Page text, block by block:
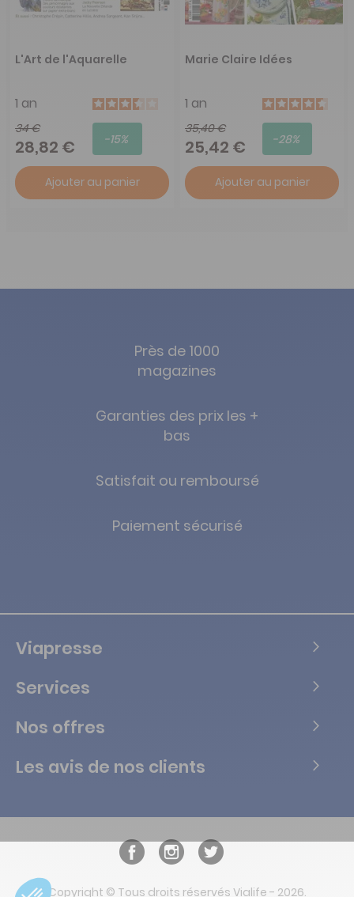
L'Art de l'Aquarelle
1 an
34 €
28,82 € -15%
Ajouter au panier
Marie Claire Idées
1 an
35,40 €
25,42 € -28%
Ajouter au panier
Près de 1000
magazines
Garanties des prix les +
bas
Satisfait ou remboursé
Paiement sécurisé
Viapresse
Services
Nos offres
Les avis de nos clients
Copyright © Tous droits réservés Vialife - 2026.